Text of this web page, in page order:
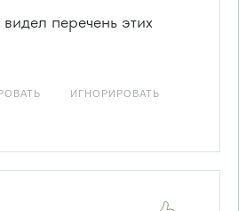
перечень этих
ИГНОРИРОВАТЬ